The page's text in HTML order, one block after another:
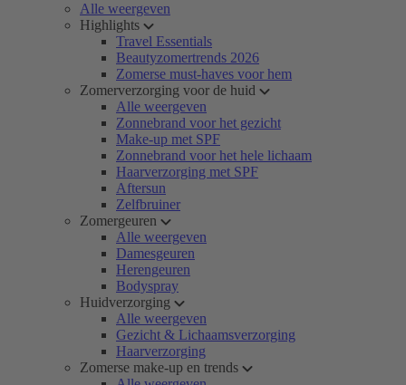
Alle weergeven
Highlights
Travel Essentials
Beautyzomertrends 2026
Zomerse must-haves voor hem
Zomerverzorging voor de huid
Alle weergeven
Zonnebrand voor het gezicht
Make-up met SPF
Zonnebrand voor het hele lichaam
Haarverzorging met SPF
Aftersun
Zelfbruiner
Zomergeuren
Alle weergeven
Damesgeuren
Herengeuren
Bodyspray
Huidverzorging
Alle weergeven
Gezicht & Lichaamsverzorging
Haarverzorging
Zomerse make-up en trends